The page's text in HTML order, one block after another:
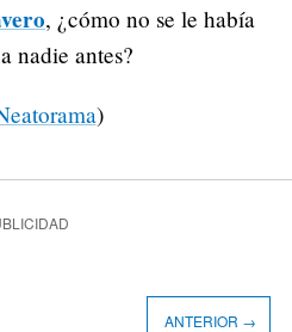
, ¿cómo no se le había
nadie antes?
)
ANTERIOR →